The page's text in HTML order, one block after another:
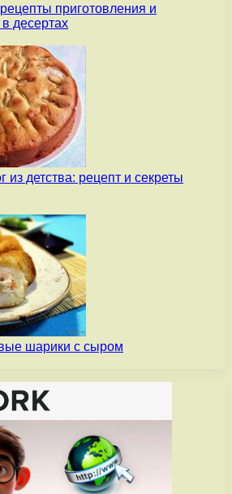
приготовления и
десертах
из детства: рецепт и секреты
шарики с сыром